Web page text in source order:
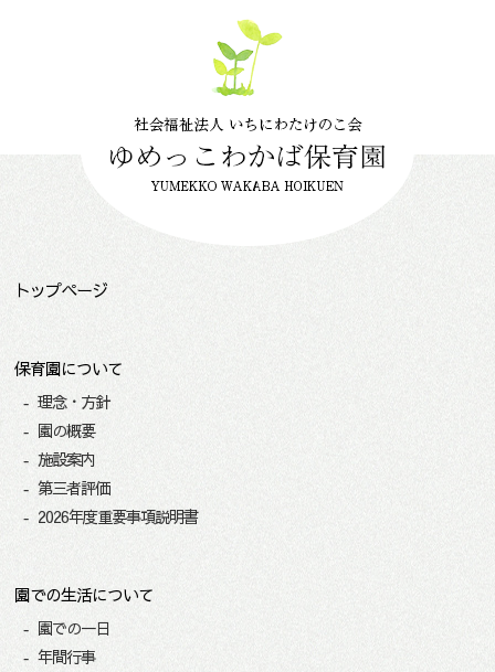
トップページ
保育園について
理念・方針
園の概要
施設案内
第三者評価
2026年度重要事項説明書
園での生活について
園での一日
年間行事